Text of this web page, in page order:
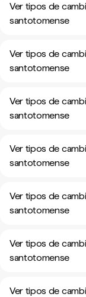
Ver tipos de
santotomense
Ver tipos de
santotomense
Ver tipos de
santotomense
Ver tipos de
santotomense
Ver tipos de
santotomense
Ver tipos de
santotomense
Ver tipos de